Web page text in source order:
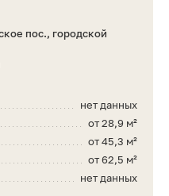
пос., городской
нет данных
от 28,9 м²
от 45,3 м²
от 62,5 м²
нет данных